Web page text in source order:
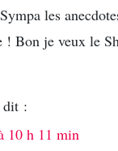
les
Bon je veux le
dit :
10 h 11 min